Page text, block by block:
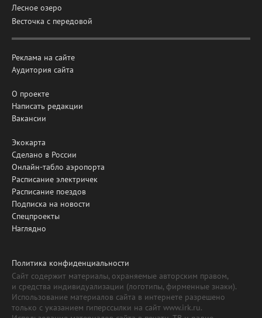
Лесное озеро
Весточка с передовой
Реклама на сайте
Аудитория сайта
О проекте
Написать редакции
Вакансии
Экокарта
Сделано в России
Онлайн-табло аэропорта
Расписание электричек
Расписание поездов
Подписка на новости
Спецпроекты
Наглядно
Политика конфиденциальности
Сайт содержит материалы, охраняемые авторским правом,
и средства индивидуализации (логотипы, фирменные знаки).
Использование материалов сайта в интернете разрешено
только с указанием гиперссылки на сайт www.irk.ru.